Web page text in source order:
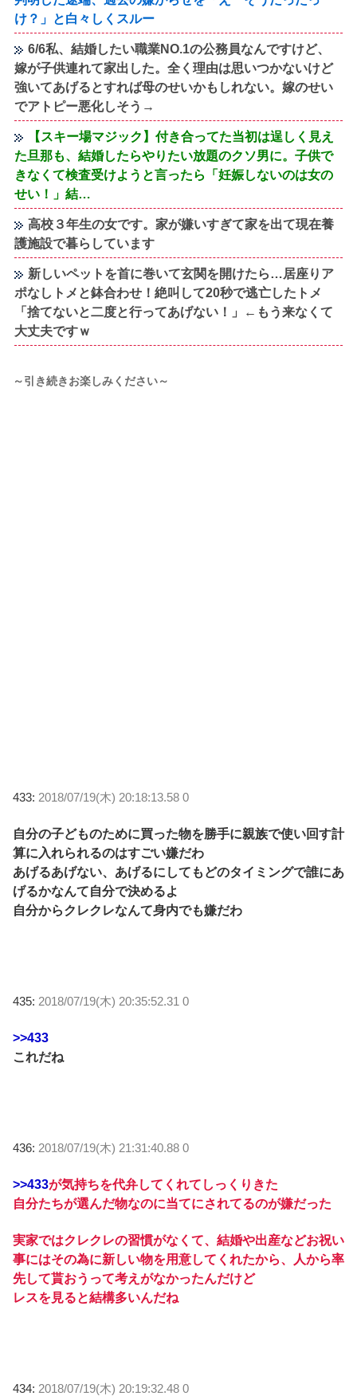
け？」と白々しくスルー
6/6私、結婚したい職業NO.1の公務員なんですけど、
嫁が子供連れて家出した。全く理由は思いつかないけど
強いてあげるとすれば母のせいかもしれない。嫁のせい
でアトピー悪化しそう→
【スキー場マジック】付き合ってた当初は逞しく見え
た旦那も、結婚したらやりたい放題のクソ男に。子供で
きなくて検査受けようと言ったら「妊娠しないのは女の
せい！」結…
高校３年生の女です。家が嫌いすぎて家を出て現在養
護施設で暮らしています
新しいペットを首に巻いて玄関を開けたら…居座りア
ポなしトメと鉢合わせ！絶叫して20秒で逃亡したトメ
「捨てないと二度と行ってあげない！」←もう来なくて
大丈夫ですｗ
～引き続きお楽しみください～
433: 2018/07/19(木) 20:18:13.58 0
自分の子どものために買った物を勝手に親族で使い回す計
算に入れられるのはすごい嫌だわ
あげるあげない、あげるにしてもどのタイミングで誰にあ
げるかなんて自分で決めるよ
自分からクレクレなんて身内でも嫌だわ
435: 2018/07/19(木) 20:35:52.31 0
>>433
これだね
436: 2018/07/19(木) 21:31:40.88 0
>>433が気持ちを代弁してくれてしっくりきた
自分たちが選んだ物なのに当てにされてるのが嫌だった
実家ではクレクレの習慣がなくて、結婚や出産などお祝い
事にはその為に新しい物を用意してくれたから、人から率
先して貰おうって考えがなかったんだけど
レスを見ると結構多いんだね
434: 2018/07/19(木) 20:19:32.48 0